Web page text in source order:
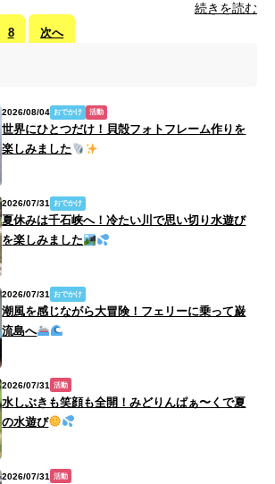
続きを読む
8 次へ
2026/08/04 おでかけ 活動
世界にひとつだけ！貝殻フォトフレーム作りを
楽しみました
2026/07/31 おでかけ
夏休みは千石峡へ！冷たい川で思い切り水遊び
を楽しみました
2026/07/31 おでかけ
潮風を感じながら大冒険！フェリーに乗って巌
流島へ
2026/07/31 活動
水しぶきも笑顔も全開！みどりんぱぁ〜くで夏
の水遊び
2026/07/31 活動